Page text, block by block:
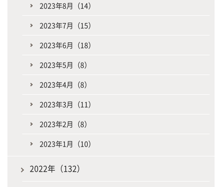
2023年8月（14）
2023年7月（15）
2023年6月（18）
2023年5月（8）
2023年4月（8）
2023年3月（11）
2023年2月（8）
2023年1月（10）
2022年（132）